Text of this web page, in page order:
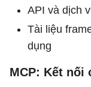
API và dịch
Tài liệu
dụng
MCP: Kết nối